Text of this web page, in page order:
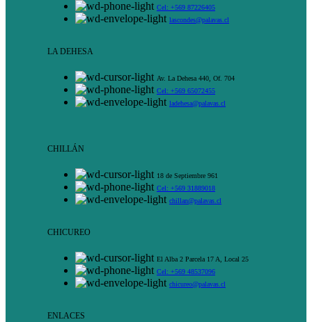
Cel: +569 87226405
lascondes@palavas.cl
LA DEHESA
Av. La Dehesa 440, Of. 704
Cel: +569 65072455
ladehesa@palavas.cl
CHILLÁN
18 de Septiembre 961
Cel: +569 31889018
chillan@palavas.cl
CHICUREO
El Alba 2 Parcela 17 A, Local 25
Cel: +569 48537096
chicureo@palavas.cl
ENLACES